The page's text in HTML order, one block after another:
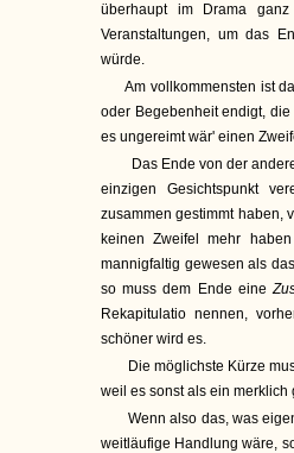
überhaupt im Drama
Veranstaltungen, um das
würde.
Am vollkommensten ist
oder Begebenheit endigt,
es ungereimt wär' einen
Das Ende von der
einzigen Gesichtspunkt
zusammen gestimmt haben,
keinen Zweifel mehr
mannigfaltig gewesen als
so muss dem Ende eine
Rekapitulatio nennen,
schöner wird es.
Die möglichste Kürze
weil es sonst als ein
Wenn also das, was
weitläufige Handlung wäre,